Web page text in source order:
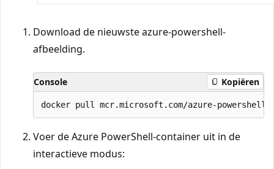
Download de nieuwste azure-powershell-
afbeelding.
Console Kopiëren
Voer de Azure PowerShell-container uit in de
interactieve modus: